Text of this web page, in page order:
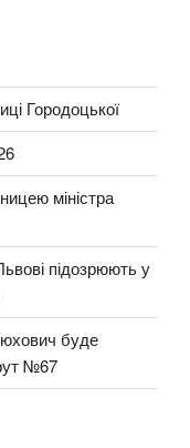
Городоцької
міністра
підозрюють у
буде
№67